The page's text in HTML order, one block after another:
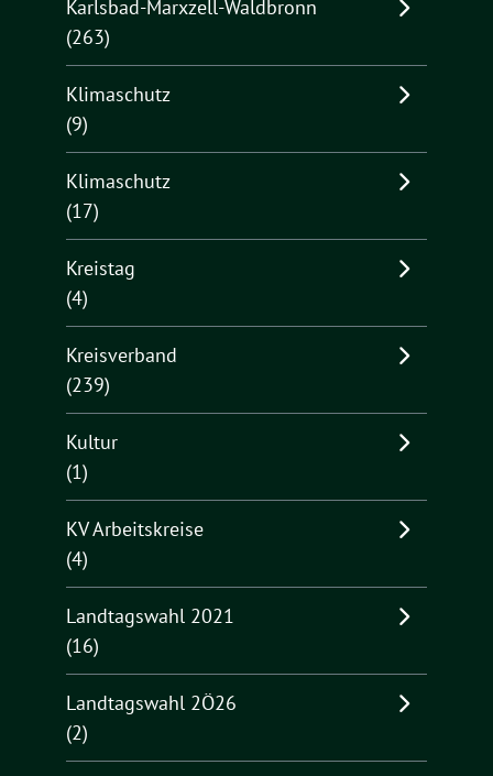
Karlsbad-Marxzell-Waldbronn
(263)
Klimaschutz
(9)
Klimaschutz
(17)
Kreistag
(4)
Kreisverband
(239)
Kultur
(1)
KV Arbeitskreise
(4)
Landtagswahl 2021
(16)
Landtagswahl 2Ö26
(2)